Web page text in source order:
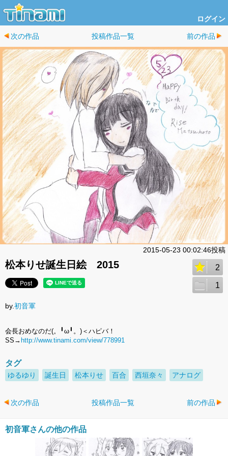
ログイン
次の作品 投稿作品一覧 前の作品
2015-05-23 00:02:46投稿
松本りせ誕生日絵 2015 2
1
by.初音軍
会長おめなのだ(。╹ω╹。)＜ハピバ！
SS→http://www.tinami.com/view/778991
タグ
ゆるゆり 誕生日 松本りせ 百合 西垣奈々 アナログ
次の作品 投稿作品一覧 前の作品
初音軍さんの他の作品